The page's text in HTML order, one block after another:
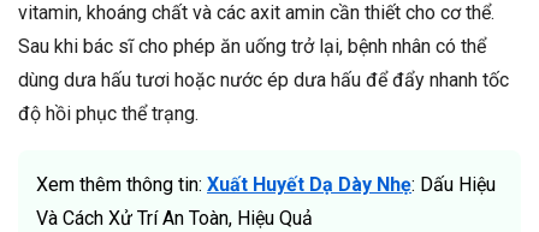
vitamin, khoáng chất và các axit amin cần thiết cho cơ thể.
Sau khi bác sĩ cho phép ăn uống trở lại, bệnh nhân có thể
dùng dưa hấu tươi hoặc nước ép dưa hấu để đẩy nhanh tốc
độ hồi phục thể trạng.
Xem thêm thông tin: Xuất Huyết Dạ Dày Nhẹ: Dấu Hiệu
Và Cách Xử Trí An Toàn, Hiệu Quả